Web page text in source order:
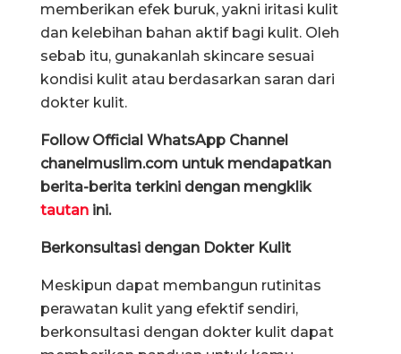
memberikan efek buruk, yakni iritasi kulit
dan kelebihan bahan aktif bagi kulit. Oleh
sebab itu, gunakanlah skincare sesuai
kondisi kulit atau berdasarkan saran dari
dokter kulit.
Follow Official WhatsApp Channel
chanelmuslim.com untuk mendapatkan
berita-berita terkini dengan mengklik
tautan ini.
Berkonsultasi dengan Dokter Kulit
Meskipun dapat membangun rutinitas
perawatan kulit yang efektif sendiri,
berkonsultasi dengan dokter kulit dapat